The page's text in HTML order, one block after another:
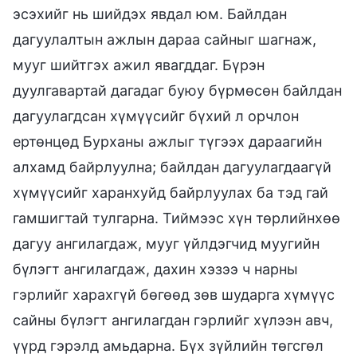
эсэхийг нь шийдэх явдал юм. Байлдан
дагуулалтын ажлын дараа сайныг шагнаж,
мууг шийтгэх ажил явагддаг. Бүрэн
дуулгавартай дагадаг буюу бүрмөсөн байлдан
дагуулагдсан хүмүүсийг бүхий л орчлон
ертөнцөд Бурханы ажлыг түгээх дараагийн
алхамд байрлуулна; байлдан дагуулагдаагүй
хүмүүсийг харанхуйд байрлуулах ба тэд гай
гамшигтай тулгарна. Тиймээс хүн төрлийнхөө
дагуу ангилагдаж, мууг үйлдэгчид муугийн
бүлэгт ангилагдаж, дахин хэзээ ч нарны
гэрлийг харахгүй бөгөөд зөв шударга хүмүүс
сайны бүлэгт ангилагдан гэрлийг хүлээн авч,
үүрд гэрэлд амьдарна. Бүх зүйлийн төгсгөл